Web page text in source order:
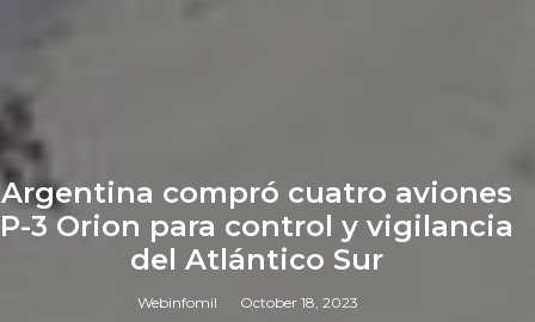
Argentina compró cuatro aviones
P-3 Orion para control y vigilancia
del Atlántico Sur
Webinfomil October 18, 2023